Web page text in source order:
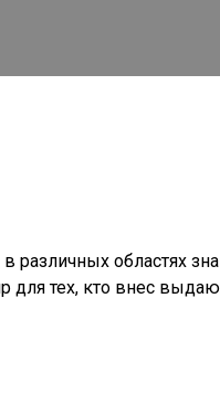
областях
для тех, кто внес